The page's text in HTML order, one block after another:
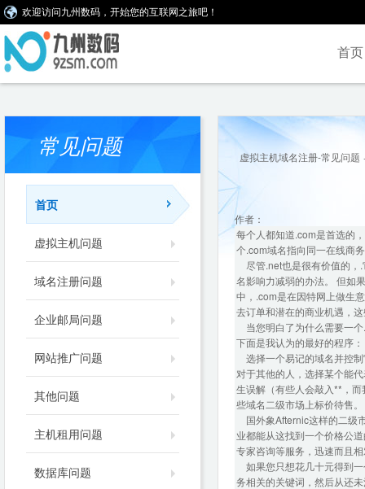
欢迎访问九州数码，开始您的互联网之旅吧！
首页
常见问题
首页
虚拟主机问题
域名注册问题
企业邮局问题
网站推广问题
其他问题
主机租用问题
数据库问题
虚拟主机域名注册-常见问题
作者：
每个人都知道.com是首选的
个.com域名指向同一在线商
尽管.net也是很有价值的，
名影响力减弱的办法。 但如
中，.com是在因特网上做生
去订单和潜在的商业机遇，
当您明白了为什么需要一
下面是我认为的最好的程序：
选择一个易记的域名并控
对于其他的人，选择某个能
生误解（有些人会敲入**，
些域名二级市场上标价待售。
国外象Afternic这样的二级
业都能从这找到一个价格公
专家咨询等服务，迅速而且
如果您只想花几十元得到
务相关的关键词，然后从还